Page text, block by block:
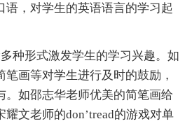
语，对学生的英语语言的学习起
形式激发学生的学习兴趣。如
画等对学生进行及时的鼓励，
。如邵志华老师优美的简笔画给
文老师的don’tread的游戏对单